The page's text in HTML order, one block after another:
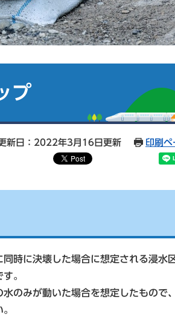
プ
新日：2022年3月16日更新 印刷ペ
時に決壊した場合に想定される浸水
。
のみが動いた場合を想定したもので